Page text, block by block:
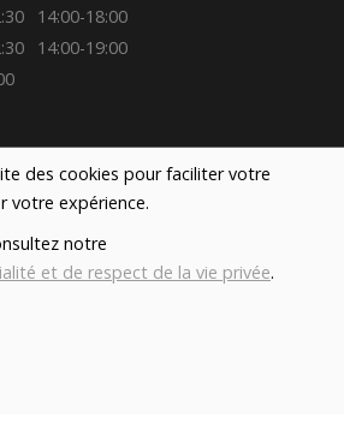
des cookies pour faciliter votre
votre expérience.
notre
et de respect de la vie privée.
14:00-18:00
14:00-19:00